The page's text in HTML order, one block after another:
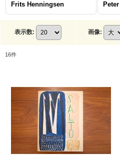
Frits Henningsen
表示数: 画像:
16件